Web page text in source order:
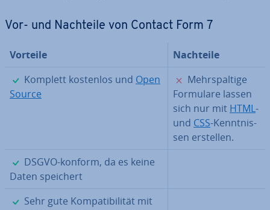
Vor- und Nachteile von Contact Form 7
Vorteile
Nachteile
✓
Komplett kostenlos und Open
Source
✗
Mehr­spal­ti­ge
Formulare lassen
sich nur mit HTML-
und CSS-Kennt­nis­
sen erstellen.
✓
DSGVO-konform, da es keine
Daten speichert
✓
Sehr gute Kom­pa­ti­bi­li­tät mit